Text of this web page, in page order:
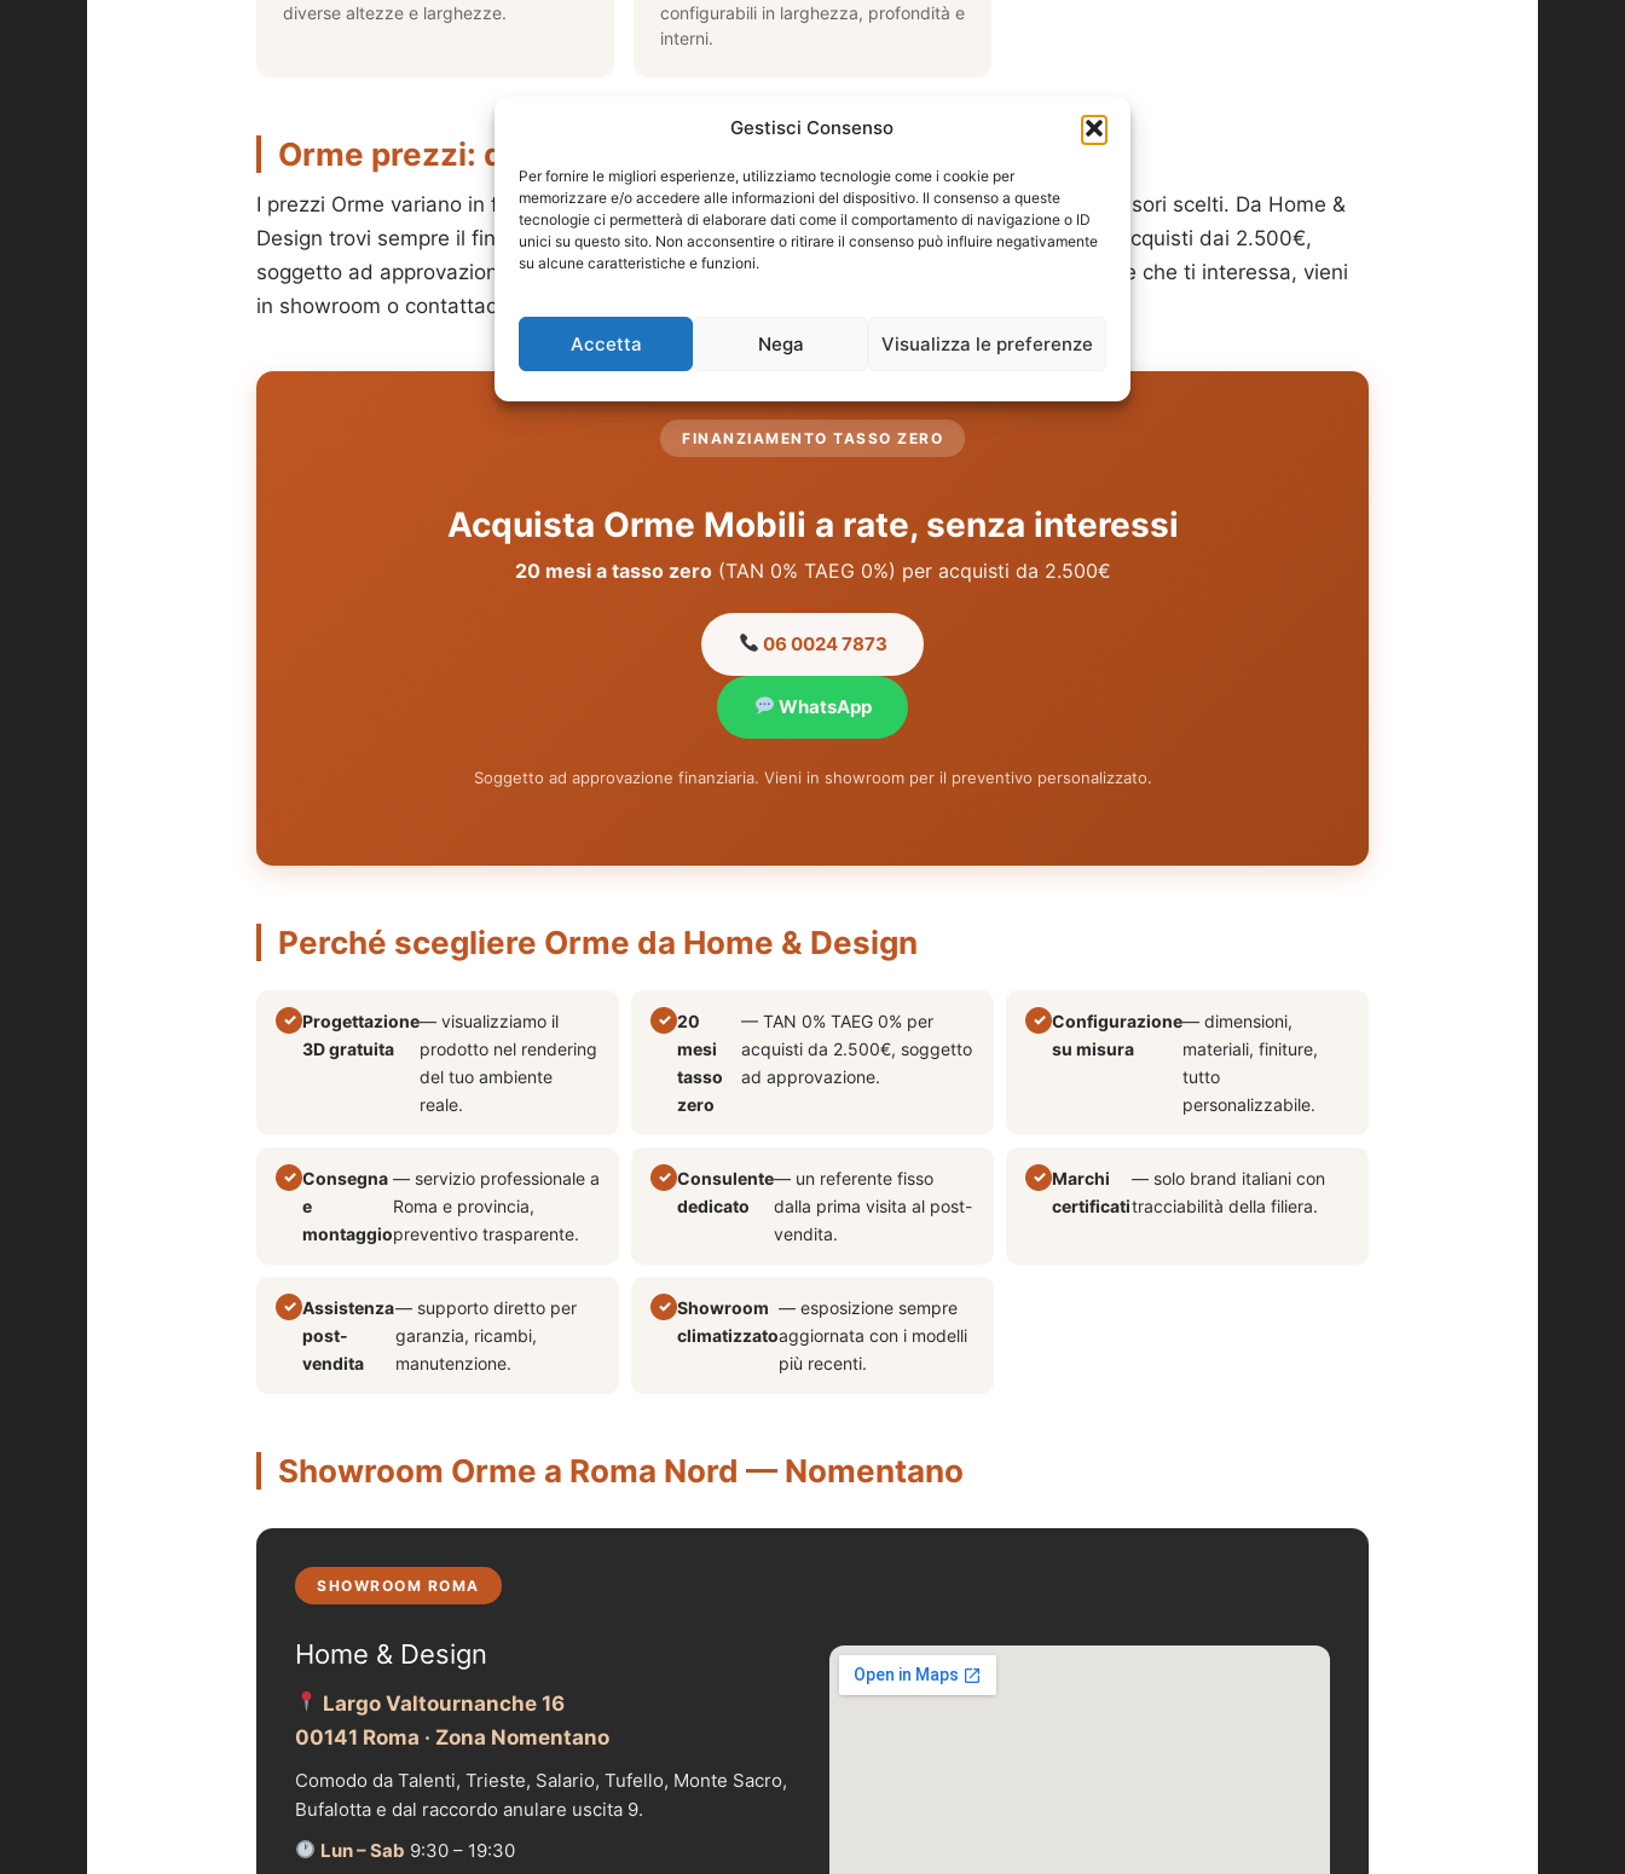
Gestisci Consenso
Per fornire le migliori esperienze, utilizziamo tecnologie come i cookie per
memorizzare e/o accedere alle informazioni del dispositivo. Il consenso a queste
tecnologie ci permetterà di elaborare dati come il comportamento di navigazione o ID
unici su questo sito. Non acconsentire o ritirare il consenso può influire negativamente
su alcune caratteristiche e funzioni.
Accetta Nega Visualizza le preferenze
diverse altezze e larghezze.
configurabili in larghezza, profondità e
interni.
Orme prezzi: quanto costano gli arredi Orme a Roma
I prezzi Orme variano in funzione del modello, delle dimensioni, delle finiture e degli accessori scelti. Da Home &
Design trovi sempre il finanziamento fino a 20 mesi a tasso zero (TAN 0% TAEG 0%) per acquisti dai 2.500€,
soggetto ad approvazione finanziaria. Per un preventivo personalizzato sulla composizione che ti interessa, vieni
in showroom o contattaci: la consulenza è gratuita e senza impegno.
FINANZIAMENTO TASSO ZERO
Acquista Orme Mobili a rate, senza interessi
20 mesi a tasso zero(TAN 0% TAEG 0%) per acquisti da 2.500€
06 0024 7873
WhatsApp
Soggetto ad approvazione finanziaria. Vieni in showroom per il preventivo personalizzato.
Perché scegliere Orme da Home & Design
Progettazione
3D gratuita
— visualizziamo il
prodotto nel rendering
del tuo ambiente
reale.
20
mesi
tasso
zero
— TAN 0% TAEG 0% per
acquisti da 2.500€, soggetto
ad approvazione.
Configurazione
su misura
— dimensioni,
materiali, finiture,
tutto
personalizzabile.
Consegna
e
montaggio
— servizio professionale a
Roma e provincia,
preventivo trasparente.
Consulente
dedicato
— un referente fisso
dalla prima visita al post-
vendita.
Marchi
certificati
— solo brand italiani con
tracciabilità della filiera.
Assistenza
post-
vendita
— supporto diretto per
garanzia, ricambi,
manutenzione.
Showroom
climatizzato
— esposizione sempre
aggiornata con i modelli
più recenti.
Showroom Orme a Roma Nord — Nomentano
SHOWROOM ROMA
Home & Design
Largo Valtournanche 16
00141 Roma · Zona Nomentano
Comodo da Talenti, Trieste, Salario, Tufello, Monte Sacro,
Bufalotta e dal raccordo anulare uscita 9.
Lun – Sab 9:30 – 19:30